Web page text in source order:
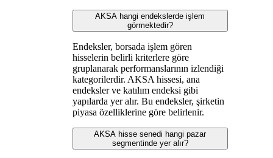
AKSA hangi endekslerde işlem
görmektedir?
Endeksler, borsada işlem gören
hisselerin belirli kriterlere göre
gruplanarak performanslarının izlendiği
kategorilerdir. AKSA hissesi, ana
endeksler ve katılım endeksi gibi
yapılarda yer alır. Bu endeksler, şirketin
piyasa özelliklerine göre belirlenir.
AKSA hisse senedi hangi pazar
segmentinde yer alır?